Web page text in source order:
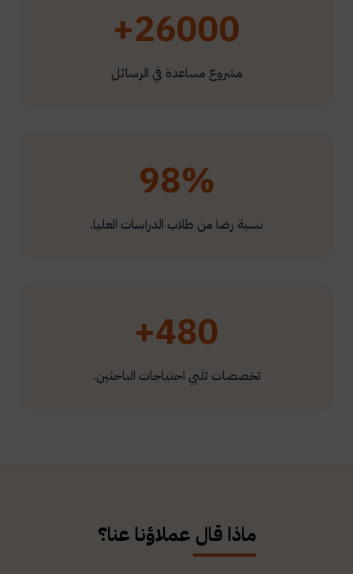
26000+
مشروع مساعدة في الرسائل
98%
نسبة رضا من طلاب الدراسات العليا.
480+
تخصصات تلبي احتياجات الباحثين.
ماذا قال عملاؤنا عنا؟